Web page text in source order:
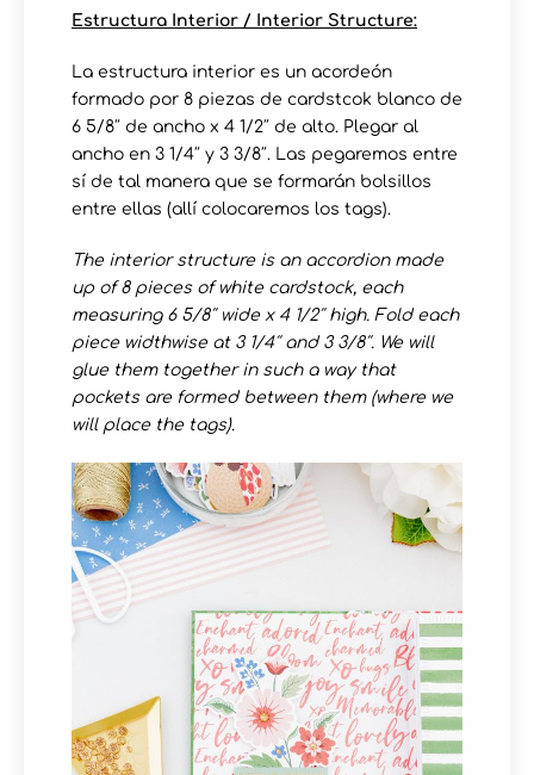
Estructura Interior / Interior Structure:
La estructura interior es un acordeón
formado por 8 piezas de cardstcok blanco de
6 5/8″ de ancho x 4 1/2″ de alto. Plegar al
ancho en 3 1/4″ y 3 3/8″. Las pegaremos entre
sí de tal manera que se formarán bolsillos
entre ellas (allí colocaremos los tags).
The interior structure is an accordion made
up of 8 pieces of white cardstock, each
measuring 6 5/8″ wide x 4 1/2″ high. Fold each
piece widthwise at 3 1/4″ and 3 3/8″. We will
glue them together in such a way that
pockets are formed between them (where we
will place the tags).